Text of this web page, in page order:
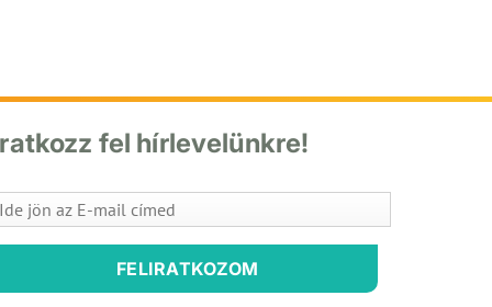
fel hírlevelünkre!
FELIRATKOZOM